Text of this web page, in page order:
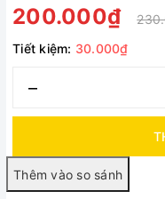
200.000₫
Tiết kiệm: 30.000₫
–